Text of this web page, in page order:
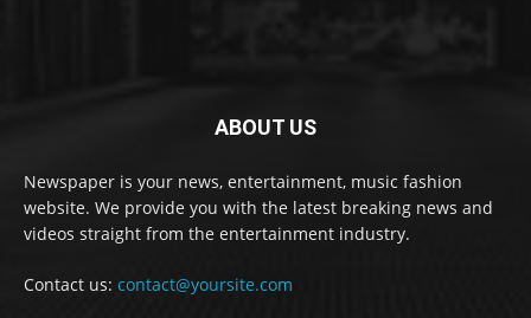
ABOUT US
Newspaper is your news, entertainment, music fashion
website. We provide you with the latest breaking news and
videos straight from the entertainment industry.
Contact us: contact@yoursite.com